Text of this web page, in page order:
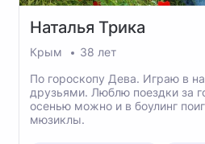
Наталья Трика
Крым
38 лет
По гороскопу Дева. Играю в настольные игры с
друзьями. Люблю поездки за город, путешествия,
осенью можно и в боулинг
мюзиклы.